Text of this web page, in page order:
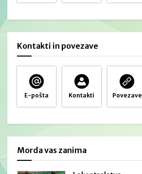
Kontakti in povezave
E-pošta Kontakti Povezave
Morda vas zanima